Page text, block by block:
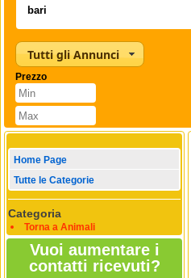
Tutti gli Annunci
Prezzo
Home Page
Tutte le Categorie
Categoria
Torna a Animali
Vuoi aumentare i
contatti ricevuti?